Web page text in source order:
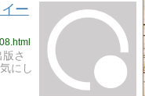
ー
さ
にし